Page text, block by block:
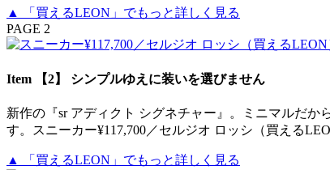
▲ 「買えるLEON」でもっと詳しく見る
PAGE 2
Item 【2】 シンプルゆえに装いを選びません
新作の『sr アディクト シグネチャー』。ミニマルだ
す。スニーカー¥117,700／セルジオ ロッシ（買える
▲ 「買えるLEON」でもっと詳しく見る